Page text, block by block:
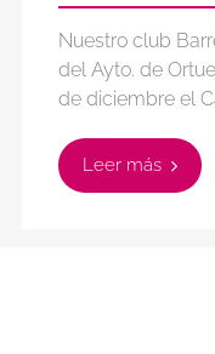
Nuestro club
del Ayto. de
de diciembre el
Leer más